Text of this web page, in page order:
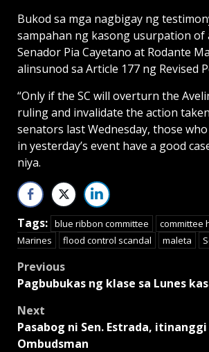
Bukod sa mga nagbigay ng
sampahan ng kasong usurpation
Senador Pia Cayetano at Rodante
alinsunod sa Article 177 ng Revised
“Only if the SC will overturn the
ruling and invalidate the action
senators last Wednesday, those
in yesterday’s event have a good
niya.
Tags: blue ribbon committee committee
Marines
flood control scandal maleta
Post
navigation
Previous
Pagbubukas ng klase sa Lunes
Next
Pasabog ni Sen. Estrada,
Ombudsman